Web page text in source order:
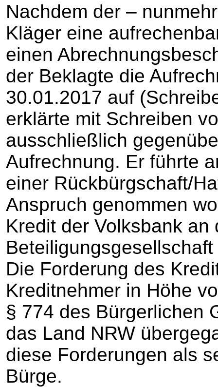
Nachdem der –
Kläger eine
einen
der Beklagte die
30.01.2017 auf
erklärte mit Schreiben
ausschließlich
Aufrechnung. Er führte
einer Rückbürgschaft/
Anspruch genommen
Kredit der Volksbank an
Die Forderung des
Kreditnehmer in Höhe
§ 774 des Bürgerlichen
das Land NRW
diese Forderungen als
Bürge.